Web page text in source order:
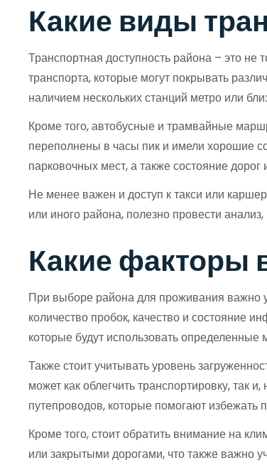
Какие виды
Транспортная доступность района – это
транспорта, которые могут покрывать
наличием нескольких станций метро или
Кроме того, автобусные и трамвайные
переполнены в часы пик и имели хорошие
парковочных мест, а также состояние
Не менее важен и доступ к такси или
или иного района, полезно провести
Какие факторы
При выборе района для проживания важно
количество пробок, качество и состояние
которые будут использовать
Также стоит учитывать уровень
может как облегчить транспортировку, так
путепроводов, которые помогают избежать
Кроме того, стоит обратить внимание на
или закрытыми дорогами, что также важно